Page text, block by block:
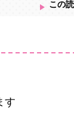
この
す